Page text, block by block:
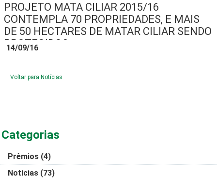
PROJETO MATA CILIAR 2015/16
CONTEMPLA 70 PROPRIEDADES, E MAIS
DE 50 HECTARES DE MATAR CILIAR SENDO
PROTEGIDOS
14/09/16
Voltar para Notícias
Categorias
Prêmios (4)
Notícias (73)